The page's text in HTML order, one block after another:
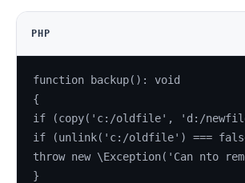
PHP
function backup(): void
{
if (copy('c:/oldfile', 'd:/
if (unlink('c:/oldfile') ===
throw new \Exception('Can nto
}